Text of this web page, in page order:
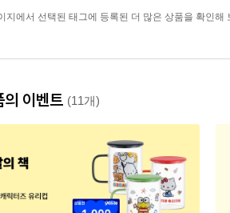
지에서 선택된 태그에 등록된 더 많은 상품을 확인해
의 이벤트 (11개)